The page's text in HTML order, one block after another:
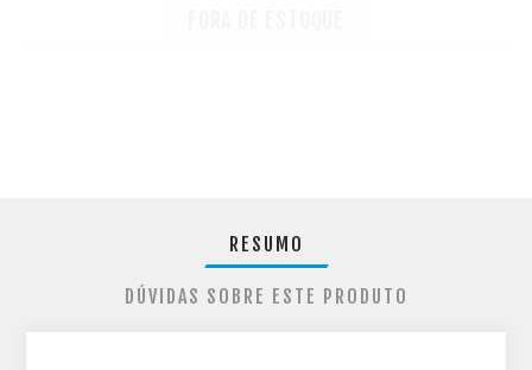
RESUMO
DÚVIDAS SOBRE ESTE PRODUTO